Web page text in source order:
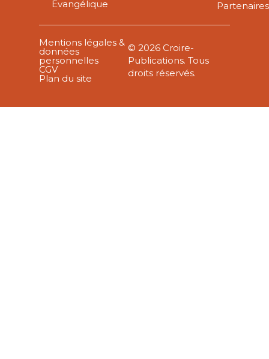
Évangélique
Partenaires
Mentions légales &
données
personnelles
CGV
Plan du site
© 2026 Croire-
Publications. Tous
droits réservés.